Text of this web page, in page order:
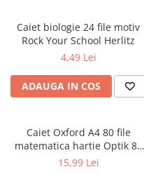
Ghiozdane școlare
Trollere pentru copii
Penare echipate
Penare neechipate
Penare tip etui
Caiet biologie 24 file motiv
Rock Your School Herlitz
4,49 Lei
ADAUGA IN COS
Caiet Oxford A4 80 file
matematica hartie Optik 80
g/mp motiv Teenager
15,99 Lei